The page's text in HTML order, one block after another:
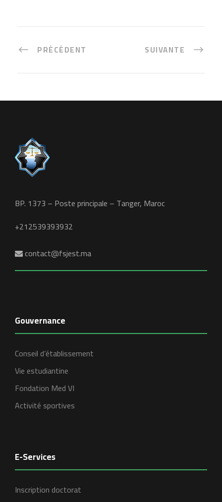
PRÉCÉDENT SUIVANTE
BP. 1373 – Poste principale – Tanger, Maroc
+212539393932
contact@fsjest.ma
Gouvernance
Conseil d’établissement
Vie estudiantine
Fondation Med VI
Activité sportives
E-Services
Inscription doctorat